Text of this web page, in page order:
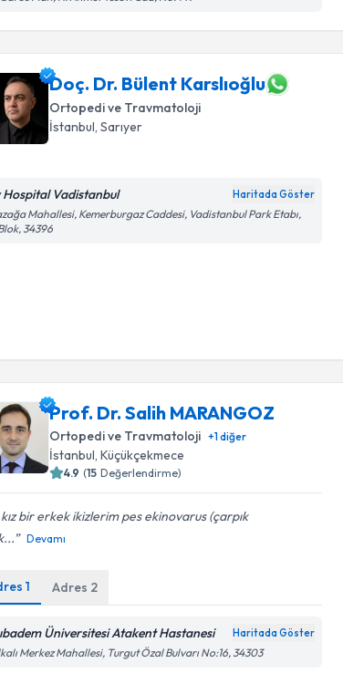
Doç. Dr. Bülent Karslıoğlu
Ortopedi ve Travmatoloji
İstanbul , Sarıyer
Hospital Vadistanbul Haritada Göster
Mahallesi, Kemerburgaz Caddesi, Vadistanbul Park Etabı,
34396
Prof. Dr. Salih MARANGOZ
Ortopedi ve Travmatoloji +1diğer
İstanbul, Küçükçekmece
4.9 (15 Değerlendirme)
bir erkek ikizlerim pes ekinovarus (çarpık
Devamı
1 Adres 2
Üniversitesi Atakent Hastanesi Haritada Göster
Merkez Mahallesi, Turgut Özal Bulvarı No:16, 34303